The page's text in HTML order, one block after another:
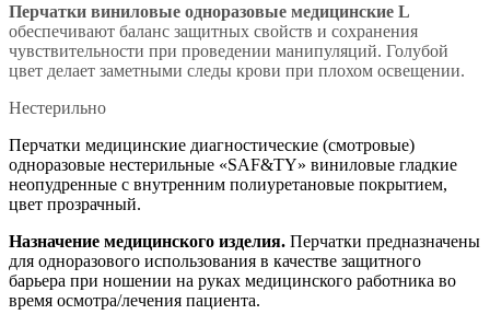
Перчатки виниловые одноразовые медицинские L
обеспечивают баланс защитных свойств и сохранения
чувствительности при проведении манипуляций. Голубой
цвет делает заметными следы крови при плохом освещении.
Нестерильно
Перчатки медицинские диагностические (смотровые)
одноразовые нестерильные «SAF&TY» виниловые гладкие
неопудренные с внутренним полиуретановые покрытием,
цвет прозрачный.
Назначение медицинского изделия. Перчатки предназначены
для одноразового использования в качестве защитного
барьера при ношении на руках медицинского работника во
время осмотра/лечения пациента.